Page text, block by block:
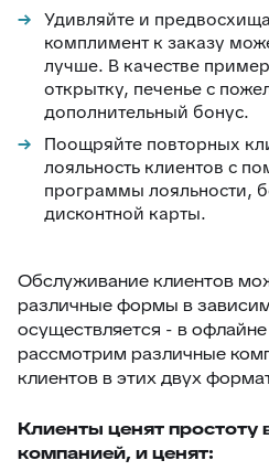
Удивляйте и
комплимент к заказу
лучше. В качестве
открытку, печенье с
дополнительный бонус.
Поощряйте повторных
лояльность клиентов с
программы лояльности,
дисконтной карты.
Обслуживание клиентов
различные формы в
осуществляется - в
рассмотрим различные
клиентов в этих двух
Клиенты ценят простоту
компанией, и ценят: